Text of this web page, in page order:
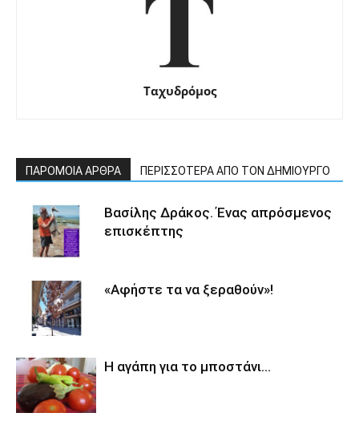
Ταχυδρόμος
ΠΑΡΟΜΟΙΑ ΑΡΘΡΑ ΠΕΡΙΣΣΟΤΕΡΑ ΑΠΟ ΤΟΝ ΔΗΜΙΟΥΡΓΟ
Βασίλης Δράκος. Ένας απρόσμενος
επισκέπτης
«Αφήστε τα να ξεραθούν»!
Η αγάπη για το μποστάνι…